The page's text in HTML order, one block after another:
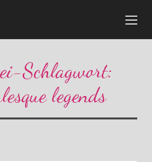
Schlagwort:
legends